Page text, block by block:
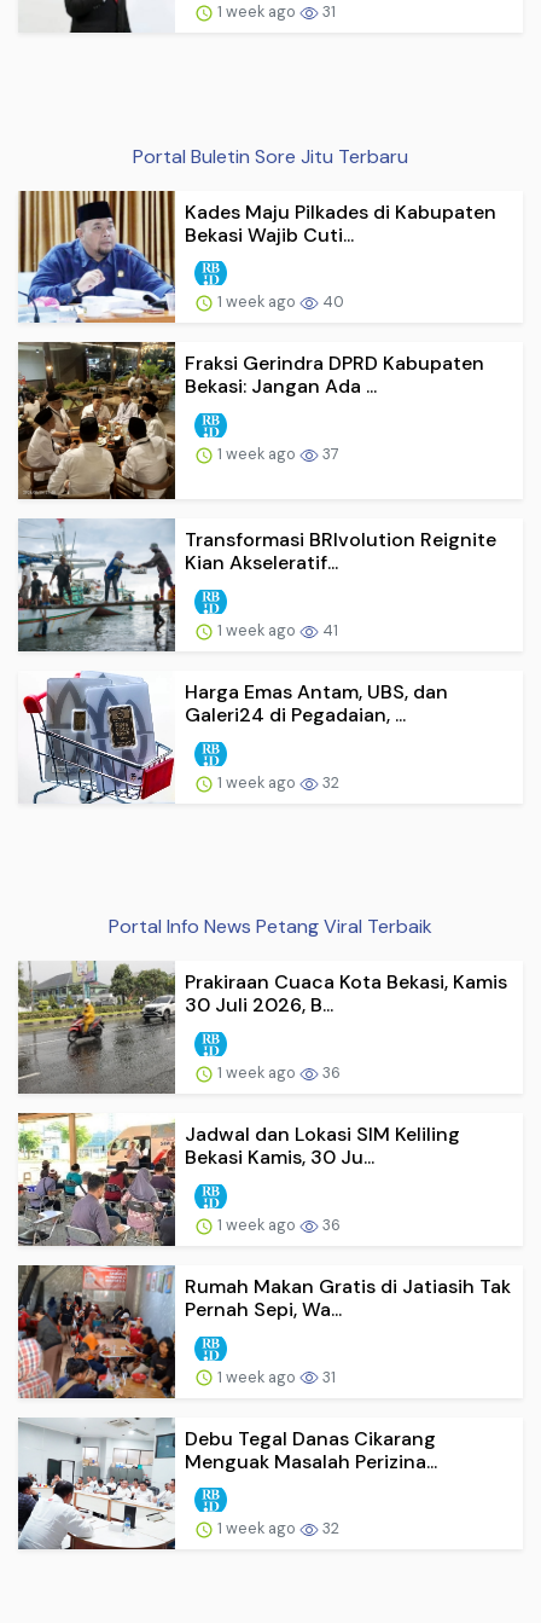
1 week ago 31
Portal Buletin Sore Jitu Terbaru
Kades Maju Pilkades di Kabupaten
Bekasi Wajib Cuti...
1 week ago 40
Fraksi Gerindra DPRD Kabupaten
Bekasi: Jangan Ada ...
1 week ago 37
Transformasi BRIvolution Reignite
Kian Akseleratif...
1 week ago 41
Harga Emas Antam, UBS, dan
Galeri24 di Pegadaian, ...
1 week ago 32
Portal Info News Petang Viral Terbaik
Prakiraan Cuaca Kota Bekasi, Kamis
30 Juli 2026, B...
1 week ago 36
Jadwal dan Lokasi SIM Keliling
Bekasi Kamis, 30 Ju...
1 week ago 36
Rumah Makan Gratis di Jatiasih Tak
Pernah Sepi, Wa...
1 week ago 31
Debu Tegal Danas Cikarang
Menguak Masalah Perizina...
1 week ago 32